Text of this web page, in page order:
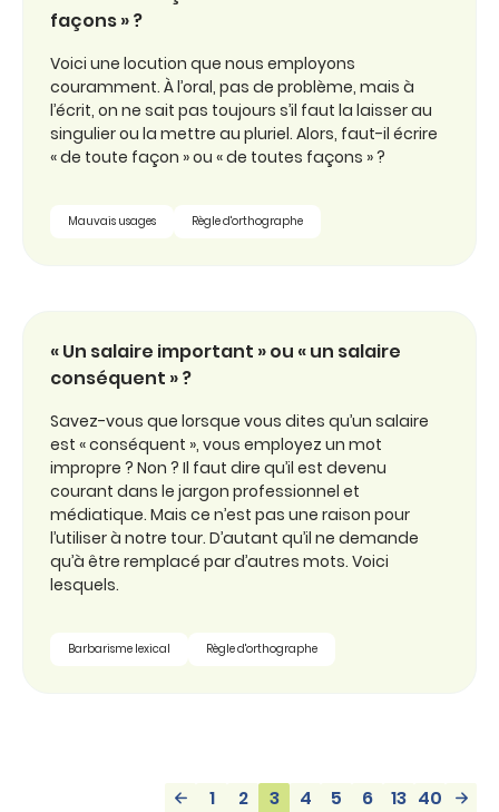
façons » ?
Voici une locution que nous employons
couramment. À l’oral, pas de problème, mais à
l’écrit, on ne sait pas toujours s’il faut la laisser au
singulier ou la mettre au pluriel. Alors, faut-il écrire
« de toute façon » ou « de toutes façons » ?
Mauvais usages Règle d'orthographe
« Un salaire important » ou « un salaire
conséquent » ?
Savez-vous que lorsque vous dites qu’un salaire
est « conséquent », vous employez un mot
impropre ? Non ? Il faut dire qu’il est devenu
courant dans le jargon professionnel et
médiatique. Mais ce n’est pas une raison pour
l’utiliser à notre tour. D’autant qu’il ne demande
qu’à être remplacé par d’autres mots. Voici
lesquels.
Barbarisme lexical Règle d'orthographe
1 2 3 4 5 6 13 40